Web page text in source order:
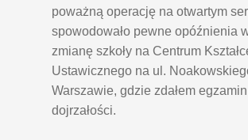
poważną operację na otwartym
spowodowało pewne opóźnienia
zmianę szkoły na Centrum
Ustawicznego na ul.
Warszawie, gdzie zdałem egzamin
dojrzałości.